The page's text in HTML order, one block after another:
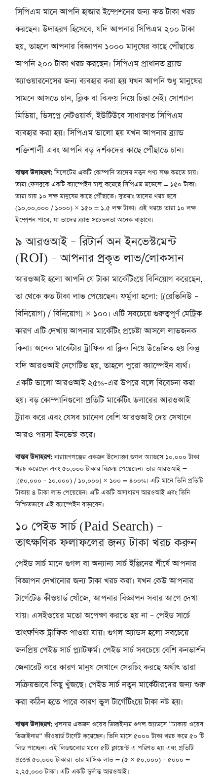
সিপিএম মানে আপনি হাজার ইম্প্রেশনের জন্য কত টাকা খরচ
করছেন। উদাহরণ হিসেবে, যদি আপনার সিপিএম ২০০ টাকা
হয়, তাহলে আপনার বিজ্ঞাপন ১০০০ মানুষের কাছে পৌঁছাতে
আপনি ২০০ টাকা খরচ করছেন। সিপিএম প্রাধানত ব্র্যান্ড
অ্যাওয়ারনেসের জন্য ব্যবহার করা হয় যখন আপনি শুধু মানুষের
সামনে আসতে চান, ক্লিক বা বিক্রয় নিয়ে চিন্তা নেই। সোশ্যাল
মিডিয়া, ডিসপ্লে নেটওয়ার্ক, ইউটিউবে সাধারণত সিপিএম
ব্যবহার করা হয়। সিপিএম ভালো হয় যখন আপনার ব্র্যান্ড
শক্তিশালী এবং আপনি বড় দর্শকদের কাছে পৌঁছাতে চান।
বাস্তব উদাহরণ:সিলেটের একটি কোম্পানি তাদের নতুন পণ্য লঞ্চ করতে চায়।
তারা ফেসবুকে একটি ক্যাম্পেইন চালু করেছে সিপিএম মডেলে = ১৫০ টাকা।
তারা চায় ১০ লক্ষ মানুষের কাছে পৌঁছাতে। সুতরাং তাদের খরচ হবে
(১০,০০,০০০ / ১০০০) × ১৫০ = ১.৫ লক্ষ টাকা। এই খরচে তারা ১০ লক্ষ
ইম্প্রেশন পাবে, যা তাদের ব্র্যান্ড সচেতনতা অনেক বাড়াবে।
৯ আরওআই – রিটার্ন অন ইনভেস্টমেন্ট
(ROI) – আপনার প্রকৃত লাভ/লোকসান
আরওআই হলো আপনি যে টাকা মার্কেটিংয়ে বিনিয়োগ করেছেন,
তা থেকে কত টাকা লাভ পেয়েছেন। ফর্মুলা হলো: [(রেভিনিউ –
বিনিয়োগ) / বিনিয়োগ] × ১০০। এটি সবচেয়ে গুরুত্বপূর্ণ মেট্রিক
কারণ এটি দেখায় আপনার মার্কেটিং প্রচেষ্টা আসলে লাভজনক
কিনা। অনেক মার্কেটার ট্রাফিক বা ক্লিক নিয়ে উত্তেজিত হয় কিন্তু
যদি আরওআই নেগেটিভ হয়, তাহলে পুরো ক্যাম্পেইন ব্যর্থ।
একটি ভালো আরওআই ২৫%-এর উপরে বলে বিবেচনা করা
হয়। বড় কোম্পানিগুলো প্রতিটি মার্কেটিং ডলারের আরওআই
ট্র্যাক করে এবং যেসব চ্যানেল বেশি আরওআই দেয় সেখানে
আরও পয়সা ইনভেস্ট করে।
বাস্তব উদাহরণ:নারায়ণগঞ্জের একজন উদ্যোক্তা গুগল অ্যাডসে ১০,০০০ টাকা
খরচ করেছেন এবং ৫০,০০০ টাকার বিক্রয় পেয়েছেন। তার আরওআই =
[(৫০,০০০ – ১০,০০০) / ১০,০০০] × ১০০ = ৪০০%। এটি মানে তিনি প্রতিটি
টাকায় ৪ টাকা লাভ পেয়েছেন। এটি একটি অসাধারণ আরওআই এবং তিনি
নিশ্চিতভাবে এই ক্যাম্পেইন বাড়াবেন।
১০ পেইড সার্চ (Paid Search) –
তাৎক্ষণিক ফলাফলের জন্য টাকা খরচ করুন
পেইড সার্চ মানে গুগল বা অন্যান্য সার্চ ইঞ্জিনের শীর্ষে আপনার
বিজ্ঞাপন দেখানোর জন্য টাকা খরচ করা। যখন কেউ আপনার
টার্গেটেড কীওয়ার্ড খোঁজে, আপনার বিজ্ঞাপন সবার আগে দেখা
যায়। এসইওয়ের মতো অপেক্ষা করতে হয় না – পেইড সার্চে
তাৎক্ষণিক ট্রাফিক পাওয়া যায়। গুগল অ্যাডস হলো সবচেয়ে
জনপ্রিয় পেইড সার্চ প্ল্যাটফর্ম। পেইড সার্চ সবচেয়ে বেশি কনভার্শন
জেনারেট করে কারণ মানুষ সেখানে সেরচিং করছে অর্থাৎ তারা
সক্রিয়ভাবে কিছু খুঁজছে। পেইড সার্চ নতুন মার্কেটারদের জন্য শুরু
করা কঠিন হতে পারে কারণ ভুল টার্গেটিংয়ে টাকা নষ্ট হয়।
বাস্তব উদাহরণ: খুলনার একজন ওয়েব ডিজাইনার গুগল অ্যাডসে “ঢাকায় ওয়েব
ডিজাইনার” কীওয়ার্ড টার্গেট করেছেন। তিনি মাসে ৫০০০ টাকা খরচ করে ৫০ টি
লিড পাচ্ছেন। এই লিডগুলোর মধ্যে ৫টি ক্লায়েন্ট এ পরিণত হয় এবং প্রতিটি
প্রজেক্ট ৫০,০০০ টাকার। তার মাসিক লাভ = (৫ × ৫০,০০০) – ৫০০০ =
২,২৫,০০০ টাকা। এটি একটি দুর্দান্ত আরওআই।